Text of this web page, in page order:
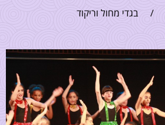
/ בגדי מחול וריקוד